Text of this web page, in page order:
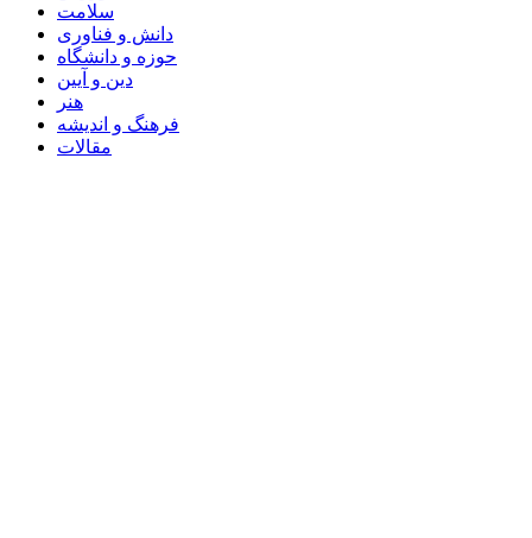
سلامت
دانش و فناوری
حوزه و دانشگاه
دین و آیین
هنر
فرهنگ و اندیشه
مقالات